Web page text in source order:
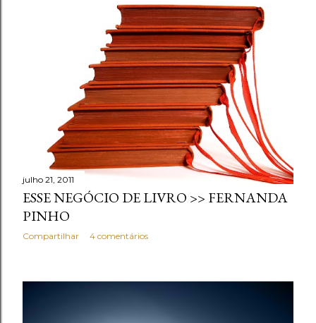
julho 21, 2011
ESSE NEGÓCIO DE LIVRO >> FERNANDA
PINHO
Compartilhar 4 comentários